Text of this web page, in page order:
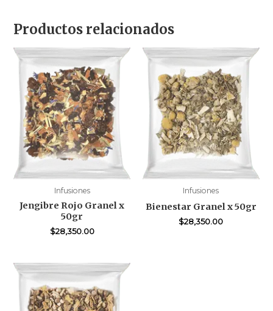
Productos relacionados
Infusiones
Jengibre Rojo Granel x
50gr
$28,350.00
Infusiones
Bienestar Granel x 50gr
$28,350.00